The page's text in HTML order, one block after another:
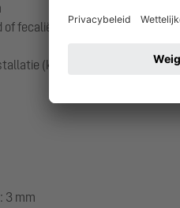
fecaliënvrij afvalwater
(koppelstukken bouwzijdig
3 mm